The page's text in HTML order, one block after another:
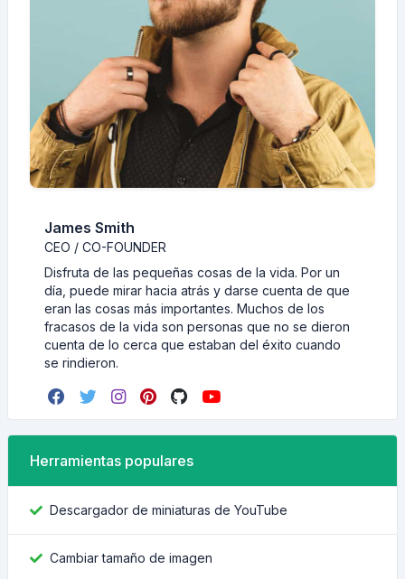
James Smith
CEO / CO-FOUNDER
Disfruta de las pequeñas cosas de la vida. Por un
día, puede mirar hacia atrás y darse cuenta de que
eran las cosas más importantes. Muchos de los
fracasos de la vida son personas que no se dieron
cuenta de lo cerca que estaban del éxito cuando
se rindieron.
Herramientas populares
Descargador de miniaturas de YouTube
Cambiar tamaño de imagen